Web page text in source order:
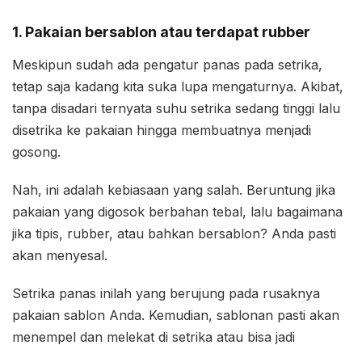
1. Pakaian bersablon atau terdapat rubber
Meskipun sudah ada pengatur panas pada setrika,
tetap saja kadang kita suka lupa mengaturnya. Akibat,
tanpa disadari ternyata suhu setrika sedang tinggi lalu
disetrika ke pakaian hingga membuatnya menjadi
gosong.
Nah, ini adalah kebiasaan yang salah. Beruntung jika
pakaian yang digosok berbahan tebal, lalu bagaimana
jika tipis, rubber, atau bahkan bersablon? Anda pasti
akan menyesal.
Setrika panas inilah yang berujung pada rusaknya
pakaian sablon Anda. Kemudian, sablonan pasti akan
menempel dan melekat di setrika atau bisa jadi